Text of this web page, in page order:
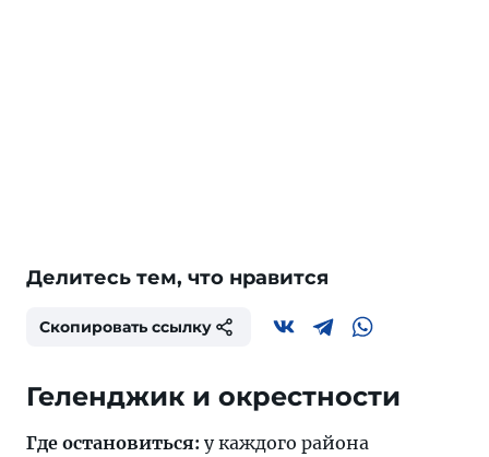
Делитесь тем, что нравится
Скопировать ссылку
Где остановиться: у каждого района